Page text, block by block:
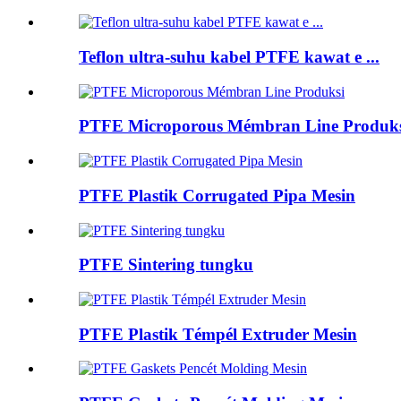
Teflon ultra-suhu kabel PTFE kawat e ...
PTFE Microporous Mémbran Line
PTFE Plastik Corrugated Pipa Mesin
PTFE Sintering tungku
PTFE Plastik Témpél Extruder Mesin